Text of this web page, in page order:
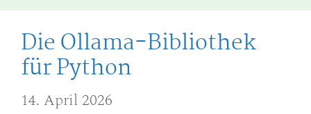
Die Ollama-Bibliothek
für Python
14. April 2026